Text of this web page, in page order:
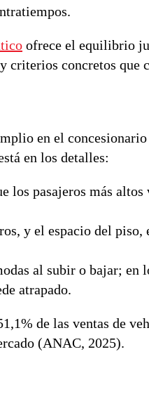
ofrece el equilibrio
criterios concretos que
en el concesionario
en los detalles:
los pasajeros más
y el espacio del
al subir o bajar; en
atrapado.
de las ventas de
(ANAC, 2025).